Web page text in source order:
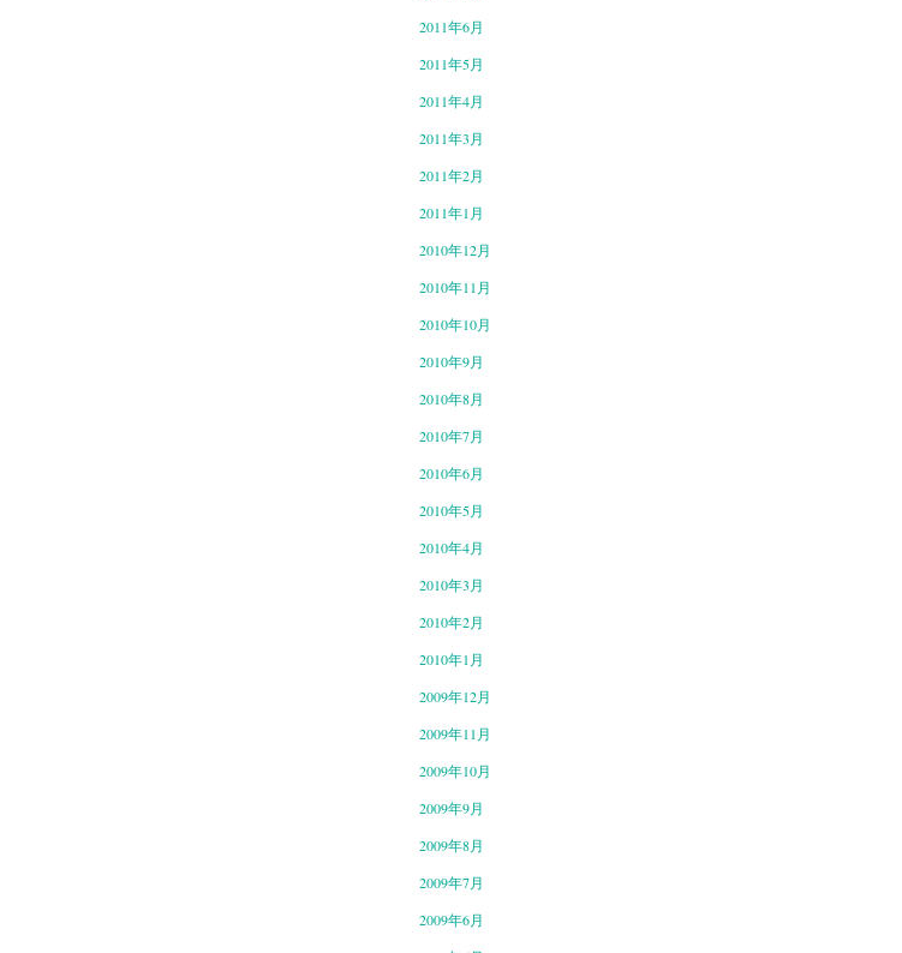
2011年6月
2011年5月
2011年4月
2011年3月
2011年2月
2011年1月
2010年12月
2010年11月
2010年10月
2010年9月
2010年8月
2010年7月
2010年6月
2010年5月
2010年4月
2010年3月
2010年2月
2010年1月
2009年12月
2009年11月
2009年10月
2009年9月
2009年8月
2009年7月
2009年6月